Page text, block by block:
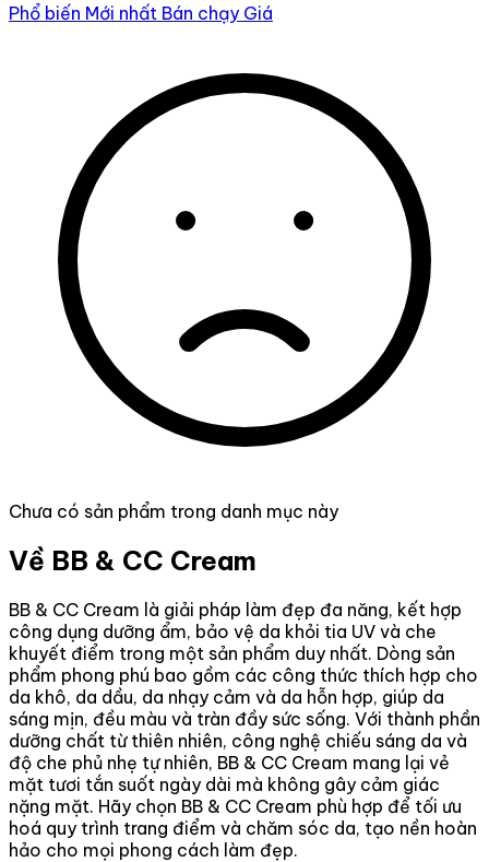
Phổ biến Mới nhất Bán chạy Giá
Chưa có sản phẩm trong danh mục này
Về BB & CC Cream
BB & CC Cream là giải pháp làm đẹp đa năng, kết hợp
công dụng dưỡng ẩm, bảo vệ da khỏi tia UV và che
khuyết điểm trong một sản phẩm duy nhất. Dòng sản
phẩm phong phú bao gồm các công thức thích hợp cho
da khô, da dầu, da nhạy cảm và da hỗn hợp, giúp da
sáng mịn, đều màu và tràn đầy sức sống. Với thành phần
dưỡng chất từ thiên nhiên, công nghệ chiếu sáng da và
độ che phủ nhẹ tự nhiên, BB & CC Cream mang lại vẻ
mặt tươi tắn suốt ngày dài mà không gây cảm giác
nặng mặt. Hãy chọn BB & CC Cream phù hợp để tối ưu
hoá quy trình trang điểm và chăm sóc da, tạo nền hoàn
hảo cho mọi phong cách làm đẹp.